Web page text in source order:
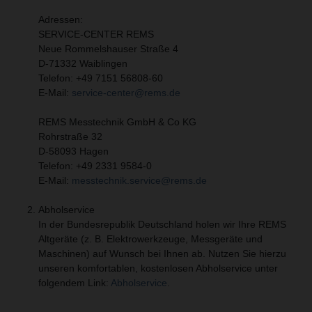
Adressen:
SERVICE-CENTER REMS
Neue Rommelshauser Straße 4
D-71332 Waiblingen​
Telefon: +49 7151 56808-60
E-Mail: service-center@rems.de
REMS Messtechnik GmbH & Co KG
Rohrstraße 32
D-58093 Hagen
Telefon: +49 2331 9584-0
E-Mail: messtechnik.service@rems.de
Abholservice
In der Bundesrepublik Deutschland holen wir Ihre REMS
Altgeräte (z. B. Elektrowerkzeuge, Messgeräte und
Maschinen) auf Wunsch bei Ihnen ab. Nutzen Sie hierzu
unseren komfortablen, kostenlosen Abholservice unter
folgendem Link: Abholservice